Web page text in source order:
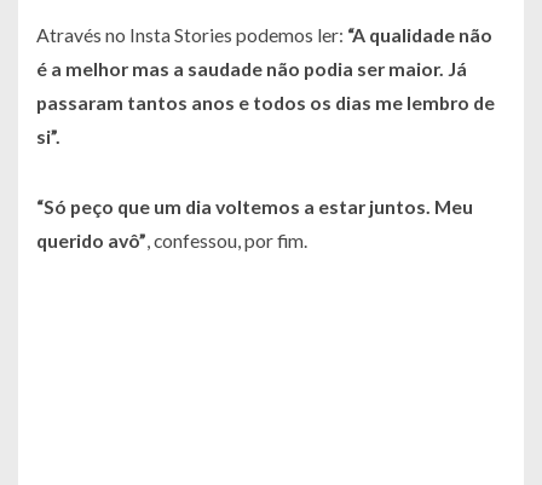
Através no Insta Stories podemos ler: “A qualidade não
é a melhor mas a saudade não podia ser maior. Já
passaram tantos anos e todos os dias me lembro de
si”.
“Só peço que um dia voltemos a estar juntos. Meu
querido avô”, confessou, por fim.